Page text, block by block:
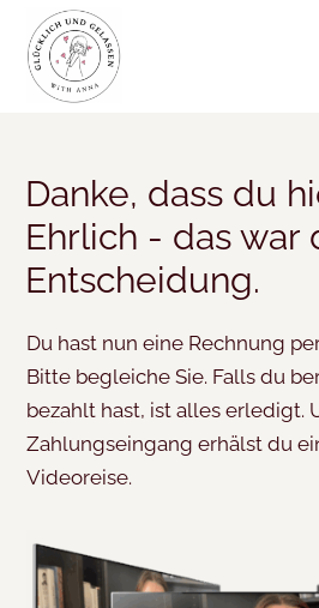
Danke, dass du
Ehrlich - das war
Entscheidung.
Du hast nun eine Rechnung
Bitte begleiche Sie. Falls du
bezahlt hast, ist alles erledigt.
Zahlungseingang erhälst du
Videoreise.